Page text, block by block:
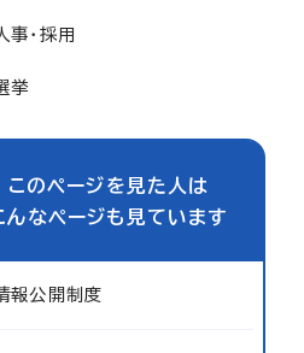
事・採用
挙
このページを見た人は
んなページも見ています
報公開制度